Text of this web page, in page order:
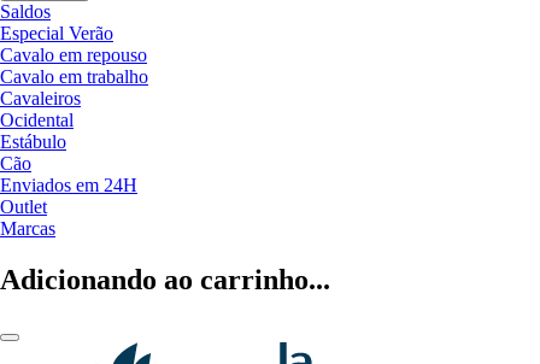
Saldos
Especial Verão
Cavalo em repouso
Cavalo em trabalho
Cavaleiros
Ocidental
Estábulo
Cão
Enviados em 24H
Outlet
Marcas
Adicionando ao carrinho...